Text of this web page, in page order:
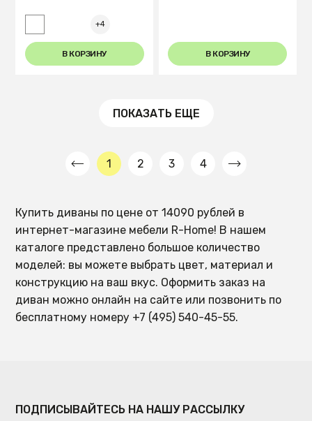
+4
В КОРЗИНУ В КОРЗИНУ
ПОКАЗАТЬ ЕЩЕ
1 2 3 4
Купить диваны по цене от 14090 рублей в
интернет-магазине мебели R-Home! В нашем
каталоге представлено большое количество
моделей: вы можете выбрать цвет, материал и
конструкцию на ваш вкус. Оформить заказ на
диван можно онлайн на сайте или позвонить по
бесплатному номеру +7 (495) 540-45-55.
ПОДПИСЫВАЙТЕСЬ НА НАШУ РАССЫЛКУ